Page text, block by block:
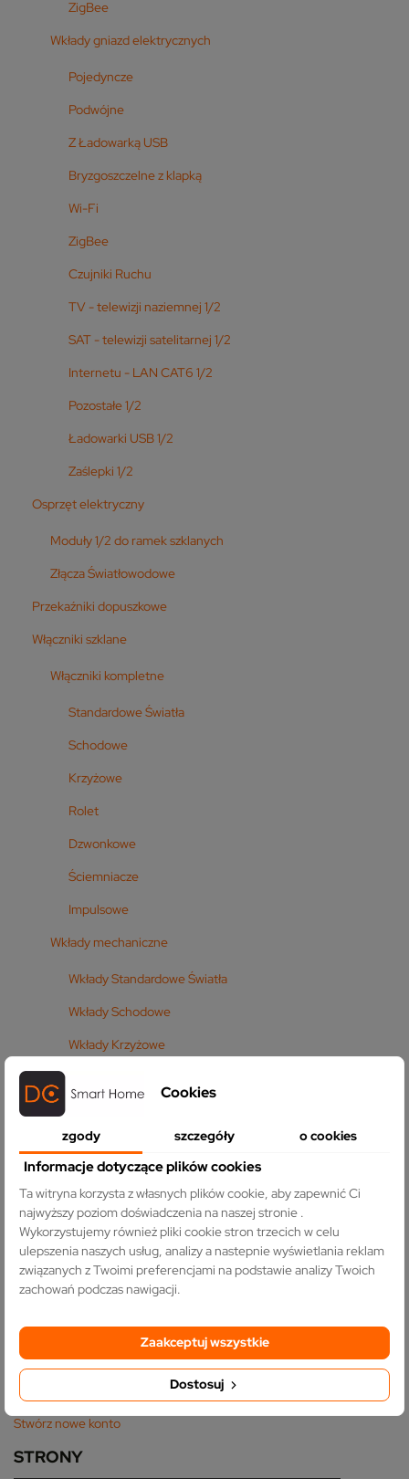
ZigBee
Wkłady gniazd elektrycznych
Pojedyncze
Podwójne
Z Ładowarką USB
Bryzgoszczelne z klapką
Wi-Fi
ZigBee
Czujniki Ruchu
TV - telewizji naziemnej 1/2
SAT - telewizji satelitarnej 1/2
Internetu - LAN CAT6 1/2
Pozostałe 1/2
Ładowarki USB 1/2
Zaślepki 1/2
Osprzęt elektryczny
Moduły 1/2 do ramek szklanych
Złącza Światłowodowe
Przekaźniki dopuszkowe
Włączniki szklane
Włączniki kompletne
Standardowe Światła
Schodowe
Krzyżowe
Rolet
Dzwonkowe
Ściemniacze
Impulsowe
Wkłady mechaniczne
Wkłady Standardowe Światła
Wkłady Schodowe
Wkłady Krzyżowe
Wkłady Ściemniacze
Wkłady Impulsowe
Wkłady Dużej Mocy 45A
PROMOCJE
Oświetlenie Schodowe
Zaloguj się
Stwórz nowe konto
STRONY
Cookies
zgody szczegóły o cookies
Informacje dotyczące plików cookies
Ta witryna korzysta z własnych plików cookie, aby zapewnić Ci
najwyższy poziom doświadczenia na naszej stronie .
Wykorzystujemy również pliki cookie stron trzecich w celu
ulepszenia naszych usług, analizy a nastepnie wyświetlania reklam
związanych z Twoimi preferencjami na podstawie analizy Twoich
zachowań podczas nawigacji.
Dostosuj
Zaakceptuj wszystkie